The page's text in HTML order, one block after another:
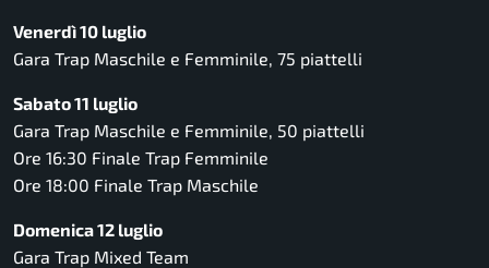
Venerdì 10 luglio
Gara Trap Maschile e Femminile, 75 piattelli
Sabato 11 luglio
Gara Trap Maschile e Femminile, 50 piattelli
Ore 16:30 Finale Trap Femminile
Ore 18:00 Finale Trap Maschile
Domenica 12 luglio
Gara Trap Mixed Team